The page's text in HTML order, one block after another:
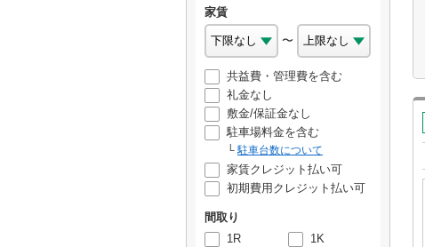
家賃
〜
共益費・管理費を含む
礼金なし
敷金/保証金なし
駐車場料金を含む
駐車台数について
家賃クレジット払い可
初期費用クレジット払い可
間取り
1R
1K